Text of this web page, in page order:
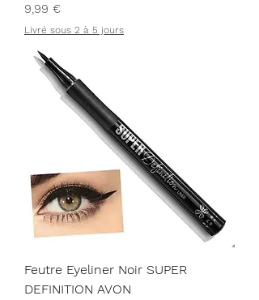
Prix
9,99 €
Livré sous 2 à 5 jours
Feutre Eyeliner Noir SUPER
DEFINITION AVON